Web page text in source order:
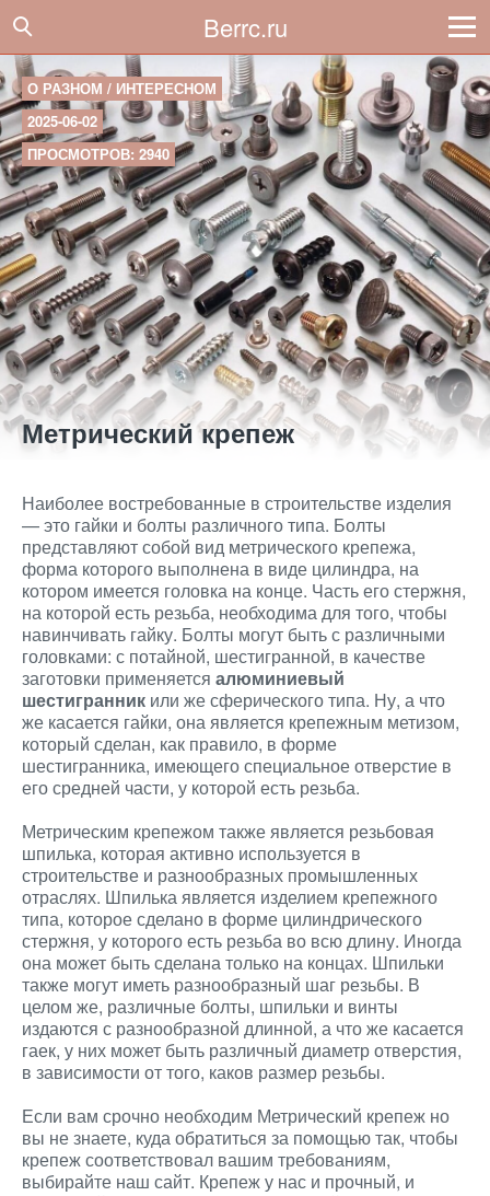
Berrc.ru
О РАЗНОМ / ИНТЕРЕСНОМ
2025-06-02
ПРОСМОТРОВ: 2940
Метрический крепеж
Наиболее востребованные в строительстве изделия
— это гайки и болты различного типа. Болты
представляют собой вид метрического крепежа,
форма которого выполнена в виде цилиндра, на
котором имеется головка на конце. Часть его стержня,
на которой есть резьба, необходима для того, чтобы
навинчивать гайку. Болты могут быть с различными
головками: с потайной, шестигранной, в качестве
заготовки применяется алюминиевый
шестигранник или же сферического типа. Ну, а что
же касается гайки, она является крепежным метизом,
который сделан, как правило, в форме
шестигранника, имеющего специальное отверстие в
его средней части, у которой есть резьба.
Метрическим крепежом также является резьбовая
шпилька, которая активно используется в
строительстве и разнообразных промышленных
отраслях. Шпилька является изделием крепежного
типа, которое сделано в форме цилиндрического
стержня, у которого есть резьба во всю длину. Иногда
она может быть сделана только на концах. Шпильки
также могут иметь разнообразный шаг резьбы. В
целом же, различные болты, шпильки и винты
издаются с разнообразной длинной, а что же касается
гаек, у них может быть различный диаметр отверстия,
в зависимости от того, каков размер резьбы.
Если вам срочно необходим Метрический крепеж но
вы не знаете, куда обратиться за помощью так, чтобы
крепеж соответствовал вашим требованиям,
выбирайте наш сайт. Крепеж у нас и прочный, и